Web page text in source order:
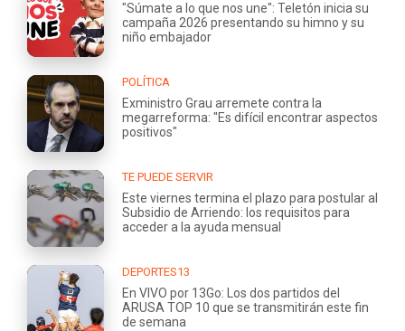
"Súmate a lo que nos une": Teletón inicia su
campaña 2026 presentando su himno y su
niño embajador
POLÍTICA
Exministro Grau arremete contra la
megarreforma: "Es difícil encontrar aspectos
positivos"
TE PUEDE SERVIR
Este viernes termina el plazo para postular al
Subsidio de Arriendo: los requisitos para
acceder a la ayuda mensual
DEPORTES13
En VIVO por 13Go: Los dos partidos del
ARUSA TOP 10 que se transmitirán este fin
de semana